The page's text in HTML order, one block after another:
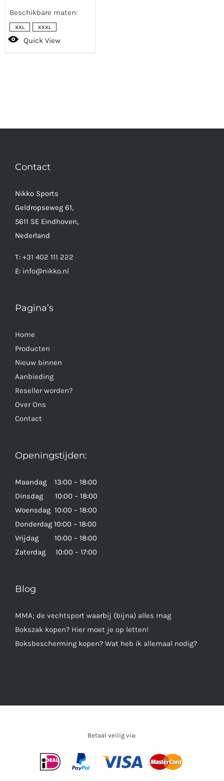
was:
€49,95.
is:
Beschikbare maten:
XXL XXXL
Quick View
Contact
Nikko Sports
Geldropseweg 61,
5611 SE Eindhoven,
Nederland
T: +31 402 111 222
E: info@nikko.nl
Pagina’s
Home
Producten
Nieuw binnen
Aanbieding
Reseller worden?
Over Ons
Contact
Openingstijden:
Maandag 13:00 – 18:00
Dinsdag 10:00 – 18:00
Woensdag 10:00 – 18:00
Donderdag 10:00 – 18:00
Vrijdag 10:00 – 18:00
Zaterdag 10:00 – 17:00
Blog
MMA; de vechtsport waarbij (bijna) alles mag
Bokszak kopen? Hier moet je op letten!
Boksbescherming kopen? Wat heb ik allemaal nodig?
Betaal veilig via: